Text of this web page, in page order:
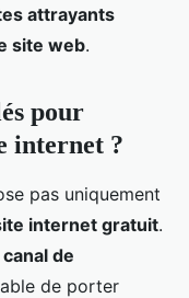
attrayants
site web.
pour
internet ?
pas uniquement
internet gratuit.
canal de
de porter